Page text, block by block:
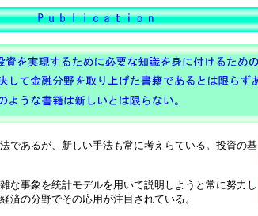
であるが、新しい手法も常に考えらている。投資の基
な事象を統計モデルを用いて説明しようと常に努力し
済の分野でその応用が注目されている。